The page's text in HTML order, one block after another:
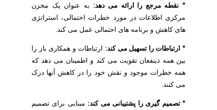
* نقطه مرجع را ارائه می دهد: به عنوان یک مخزن
مرکزی اطلاعات در مورد خطرات احتمالی، استراتژی
های کاهش و برنامه های احتمالی عمل می کند.
* ارتباطات را تسهیل می کند: ارتباطات و همکاری باز را
بین همه ذینفعان تقویت می کند و اطمینان می دهد که
همه خطرات موجود و نقش خود را در کاهش آنها درک
می کنند.
* تصمیم گیری را پشتیبانی می کند: مبنایی برای تصمیم